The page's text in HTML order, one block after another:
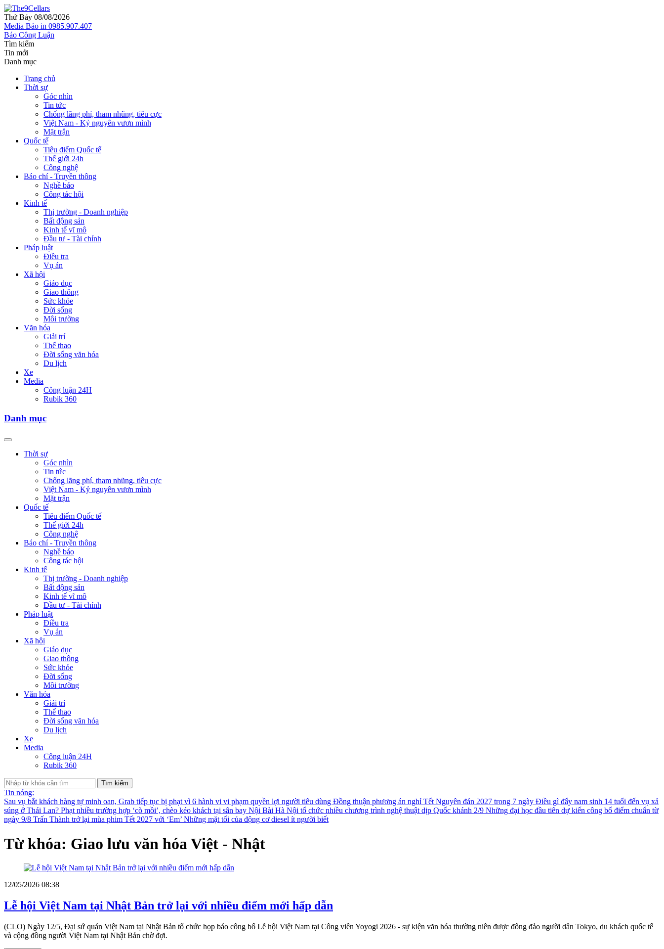
Thứ Bảy 08/08/2026
Media Báo in 0985.907.407
Báo Công Luận
Tìm kiếm
Tin mới
Danh mục
Trang chủ
Thời sự
Góc nhìn
Tin tức
Chống lãng phí, tham nhũng, tiêu cực
Việt Nam - Kỷ nguyên vươn mình
Mặt trận
Quốc tế
Tiêu điểm Quốc tế
Thế giới 24h
Công nghệ
Báo chí - Truyền thông
Nghề báo
Công tác hội
Kinh tế
Thị trường - Doanh nghiệp
Bất động sản
Kinh tế vĩ mô
Đầu tư - Tài chính
Pháp luật
Điều tra
Vụ án
Xã hội
Giáo dục
Giao thông
Sức khỏe
Đời sống
Môi trường
Văn hóa
Giải trí
Thể thao
Đời sống văn hóa
Du lịch
Xe
Media
Công luận 24H
Rubik 360
Danh mục
Thời sự
Góc nhìn
Tin tức
Chống lãng phí, tham nhũng, tiêu cực
Việt Nam - Kỷ nguyên vươn mình
Mặt trận
Quốc tế
Tiêu điểm Quốc tế
Thế giới 24h
Công nghệ
Báo chí - Truyền thông
Nghề báo
Công tác hội
Kinh tế
Thị trường - Doanh nghiệp
Bất động sản
Kinh tế vĩ mô
Đầu tư - Tài chính
Pháp luật
Điều tra
Vụ án
Xã hội
Giáo dục
Giao thông
Sức khỏe
Đời sống
Môi trường
Văn hóa
Giải trí
Thể thao
Đời sống văn hóa
Du lịch
Xe
Media
Công luận 24H
Rubik 360
Tìm kiếm
Tin nóng:
Sau vụ bắt khách hàng tự minh oan, Grab tiếp tục bị phạt vì 6 hành vi vi phạm quyền lợi người tiêu dùng Đồng thuận phương án nghỉ Tết Nguyên đán 2027 trong 7 ngày Điều gì đẩy nam sinh 14 tuổi đến vụ xả
súng ở Thái Lan? Phạt nhiều trường hợp ‘cò mồi’, chèo kéo khách tại sân bay Nội Bài Hà Nội tổ chức nhiều chương trình nghệ thuật dịp Quốc khánh 2/9 Những đại học đầu tiên dự kiến công bố điểm chuẩn từ
ngày 9/8 Trấn Thành trở lại mùa phim Tết 2027 với ‘Em’ Những mặt tối của động cơ diesel ít người biết
Từ khóa: Giao lưu văn hóa Việt - Nhật
12/05/2026 08:38
Lễ hội Việt Nam tại Nhật Bản trở lại với nhiều điểm mới hấp dẫn
(CLO) Ngày 12/5, Đại sứ quán Việt Nam tại Nhật Bản tổ chức họp báo công bố Lễ hội Việt Nam tại Công viên Yoyogi 2026 - sự kiện văn hóa thường niên được đông đảo người dân Tokyo, du khách quốc tế
và cộng đồng người Việt Nam tại Nhật Bản chờ đợi.